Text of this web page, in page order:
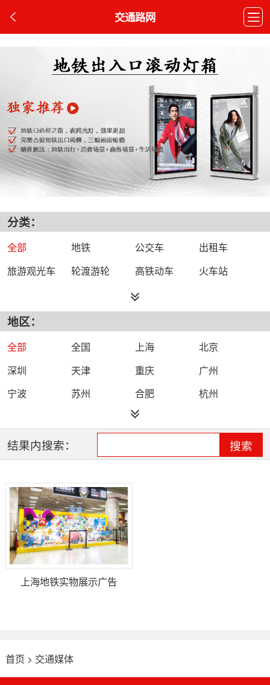
交通路网
分类：
全部 地铁 公交车
出租车
旅游观光车
轮渡游轮 高铁动车 火车站
地区：
全部 全国 上海
北京
深圳
天津 重庆
广州
宁波
苏州 合肥
杭州
西安
结果内搜索： 搜索
上海地铁实物展示广告
首页 > 交通媒体